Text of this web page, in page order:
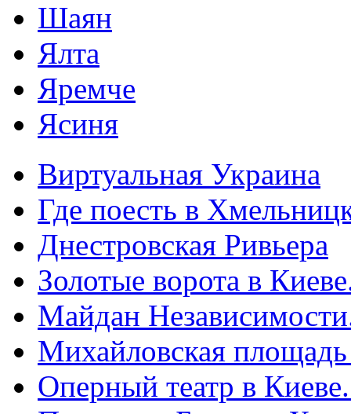
Шаян
Ялта
Яремче
Ясиня
Виртуальная Украина
Где поесть в
Днестровская Ривьера
Золотые ворота в
Майдан
Михайловская
Оперный театр в